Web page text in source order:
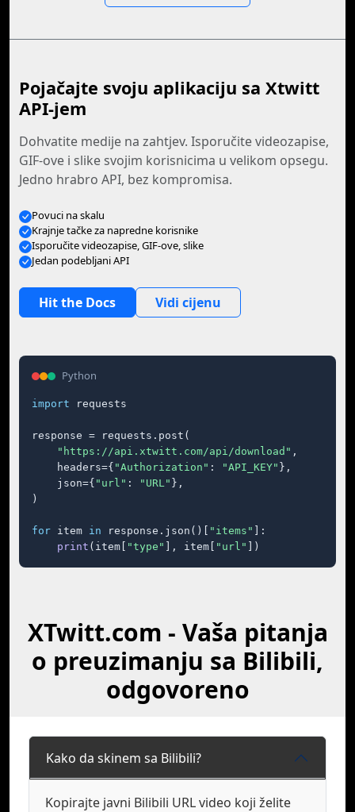
Pojačajte svoju aplikaciju sa Xtwitt
API-jem
Dohvatite medije na zahtjev. Isporučite videozapise,
GIF-ove i slike svojim korisnicima u velikom opsegu.
Jedno hrabro API, bez kompromisa.
Povuci na skalu
Krajnje tačke za napredne korisnike
Isporučite videozapise, GIF-ove, slike
Jedan podebljani API
Hit the Docs Vidi cijenu
Python
import requests
response = requests.post(
"https://api.xtwitt.com/api/download" ,
    headers={
"Authorization" : "API_KEY" },
    json={
"url" : "URL" },
)
for item in response.json()[ "items"
]:
print (item[ "type" ], item[ "url" ])
XTwitt.com - Vaša pitanja
o preuzimanju sa Bilibili,
odgovoreno
Kako da skinem sa Bilibili?
Kopirajte javni Bilibili URL video koji želite